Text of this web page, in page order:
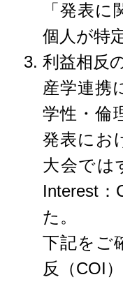
「発表
個人が特
利益相反
産学連携
学性・倫
発表にお
大会では
Interest
た。
下記をご
反（COI